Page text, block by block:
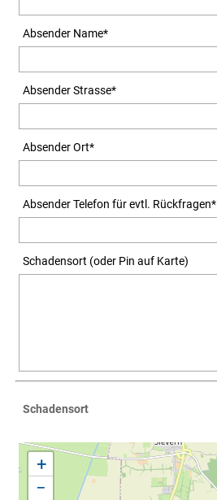
Absender Name*
Absender Strasse*
Absender Ort*
Absender Telefon für evtl. Rückfragen*
Schadensort (oder Pin auf Karte)
Schadensort
+
−